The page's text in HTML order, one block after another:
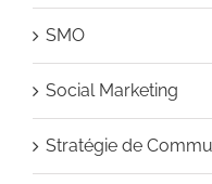
SMO
Social Marketing
Stratégie de